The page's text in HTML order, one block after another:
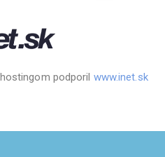
podporil www.inet.sk